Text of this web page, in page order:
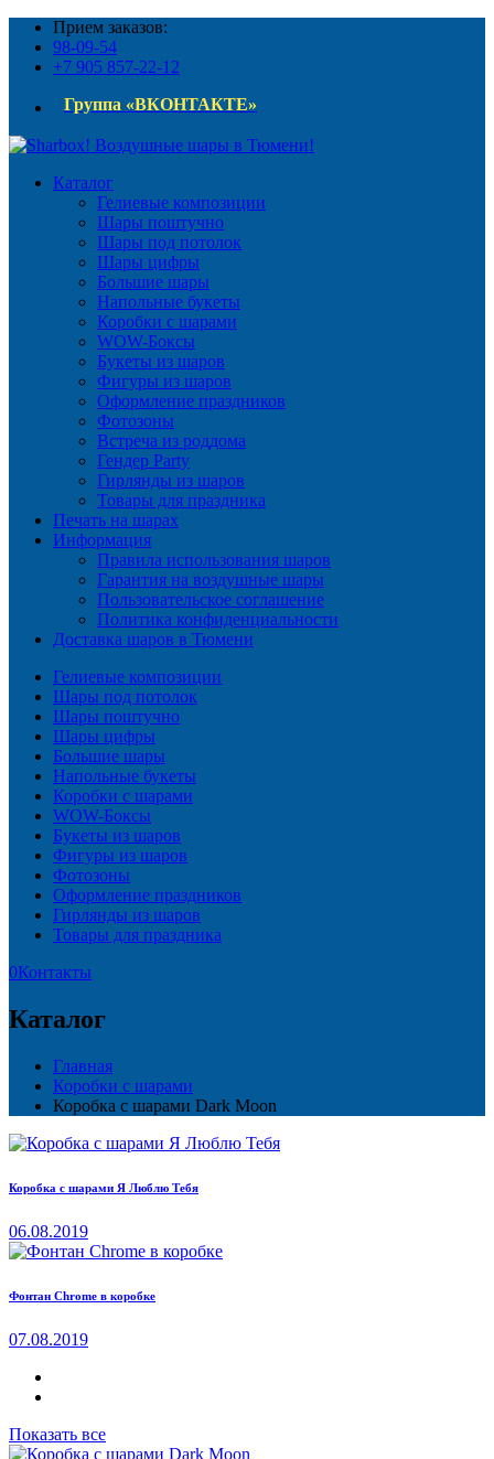
Прием заказов:
98-09-54
+7 905 857-22-12
Группа «ВКОНТАКТЕ»
Каталог
Гелиевые композиции
Шары поштучно
Шары под потолок
Шары цифры
Большие шары
Напольные букеты
Коробки с шарами
WOW-Боксы
Букеты из шаров
Фигуры из шаров
Оформление праздников
Фотозоны
Встреча из роддома
Гендер Party
Гирлянды из шаров
Товары для праздника
Печать на шарах
Информация
Правила использования шаров
Гарантия на воздушные шары
Пользовательское соглашение
Политика конфиденциальности
Доставка шаров в Тюмени
Гелиевые композиции
Шары под потолок
Шары поштучно
Шары цифры
Большие шары
Напольные букеты
Коробки с шарами
WOW-Боксы
Букеты из шаров
Фигуры из шаров
Фотозоны
Оформление праздников
Гирлянды из шаров
Товары для праздника
0Контакты
Каталог
Главная
Коробки с шарами
Коробка с шарами Dark Moon
Коробка с шарами Я Люблю Тебя
06.08.2019
Фонтан Chrome в коробке
07.08.2019
Показать все